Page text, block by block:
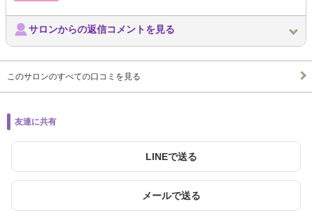
サロンからの返信コメントを見る
このサロンのすべての口コミを見る
友達に共有
LINEで送る
メールで送る